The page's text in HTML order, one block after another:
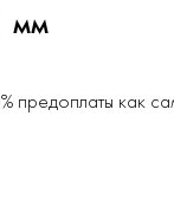
мм
как